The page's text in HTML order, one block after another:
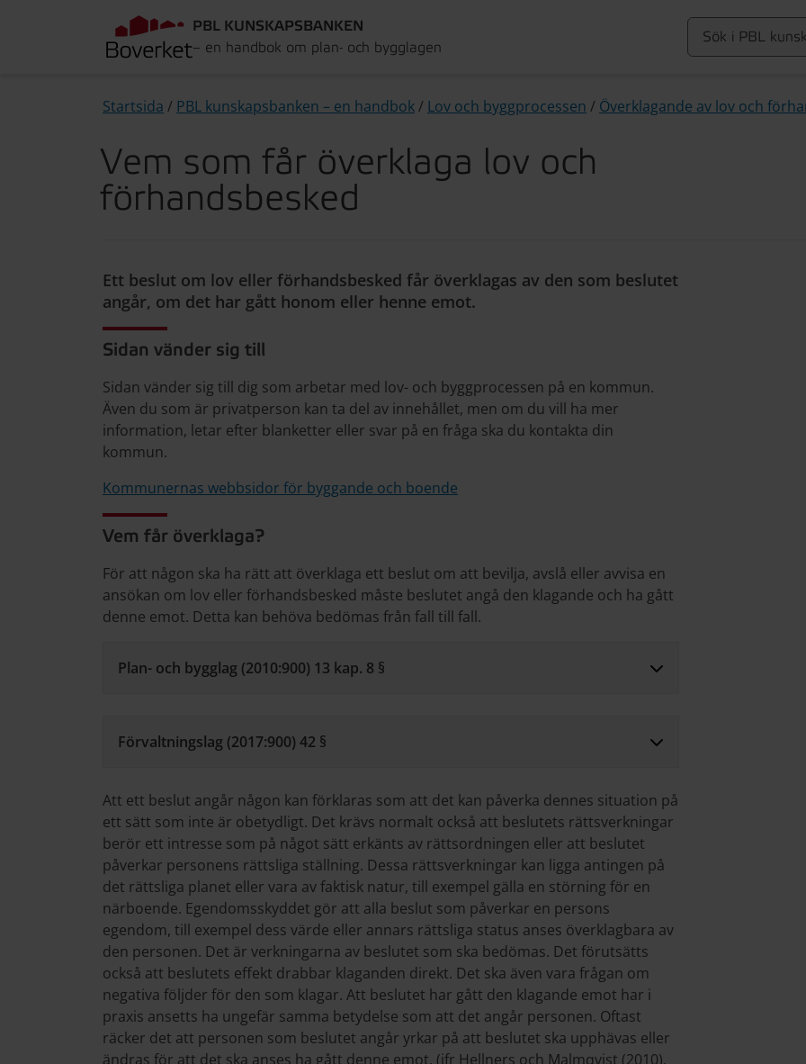
PBL KUNSKAPSBANKEN
– en handbok om plan- och bygglagen
Startsida / PBL kunskapsbanken – en handbok/ Lov och byggprocessen / Överklagande av lov och
Vem som får överklaga lov och
förhandsbesked
Ett beslut om lov eller förhandsbesked får överklagas av den som beslutet
angår, om det har gått honom eller henne emot.
Sidan vänder sig till
Sidan vänder sig till dig som arbetar med lov- och byggprocessen på en kommun.
Även du som är privatperson kan ta del av innehållet, men om du vill ha mer
information, letar efter blanketter eller svar på en fråga ska du kontakta din
kommun.
Kommunernas webbsidor för byggande och boende
Vem får överklaga?
För att någon ska ha rätt att överklaga ett beslut om att bevilja, avslå eller avvisa en
ansökan om lov eller förhandsbesked måste beslutet angå den klagande och ha gått
denne emot. Detta kan behöva bedömas från fall till fall.
Plan- och bygglag (2010:900) 13 kap. 8 §
Förvaltningslag (2017:900) 42 §
Att ett beslut angår någon kan förklaras som att det kan påverka dennes situation på
ett sätt som inte är obetydligt. Det krävs normalt också att beslutets rättsverkningar
berör ett intresse som på något sätt erkänts av rättsordningen eller att beslutet
påverkar personens rättsliga ställning. Dessa rättsverkningar kan ligga antingen på
det rättsliga planet eller vara av faktisk natur, till exempel gälla en störning för en
närboende. Egendomsskyddet gör att alla beslut som påverkar en persons
egendom, till exempel dess värde eller annars rättsliga status anses överklagbara av
den personen. Det är verkningarna av beslutet som ska bedömas. Det förutsätts
också att beslutets effekt drabbar klaganden direkt. Det ska även vara frågan om
negativa följder för den som klagar. Att beslutet har gått den klagande emot har i
praxis ansetts ha ungefär samma betydelse som att det angår personen. Oftast
räcker det att personen som beslutet angår yrkar på att beslutet ska upphävas eller
ändras för att det ska anses ha gått denne emot. (jfr Hellners och Malmqvist (2010),